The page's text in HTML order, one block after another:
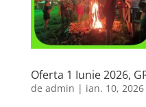
Oferta 1 Iunie 2026,
de admin | ian. 10, 2026